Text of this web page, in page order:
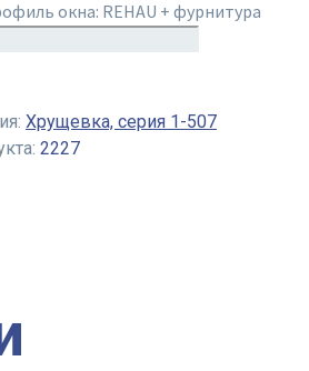
окна: REHAU + фурнитура
Хрущевка, серия 1-507
2227